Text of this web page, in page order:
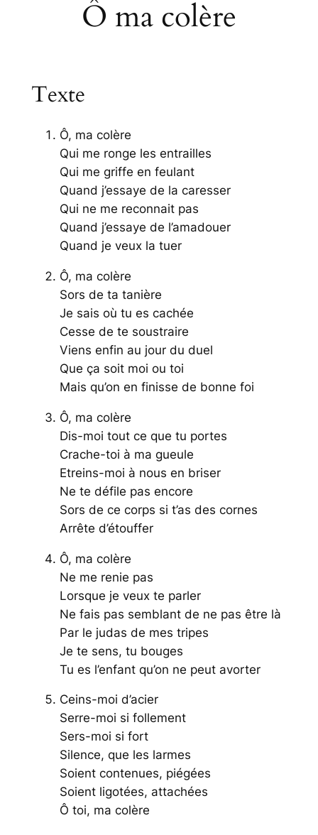
Ô ma colère
Texte
Ô, ma colère
Qui me ronge les entrailles
Qui me griffe en feulant
Quand j’essaye de la caresser
Qui ne me reconnait pas
Quand j’essaye de l’amadouer
Quand je veux la tuer
Ô, ma colère
Sors de ta tanière
Je sais où tu es cachée
Cesse de te soustraire
Viens enfin au jour du duel
Que ça soit moi ou toi
Mais qu’on en finisse de bonne foi
Ô, ma colère
Dis-moi tout ce que tu portes
Crache-toi à ma gueule
Etreins-moi à nous en briser
Ne te défile pas encore
Sors de ce corps si t’as des cornes
Arrête d’étouffer
Ô, ma colère
Ne me renie pas
Lorsque je veux te parler
Ne fais pas semblant de ne pas être là
Par le judas de mes tripes
Je te sens, tu bouges
Tu es l’enfant qu’on ne peut avorter
Ceins-moi d’acier
Serre-moi si follement
Sers-moi si fort
Silence, que les larmes
Soient contenues, piégées
Soient ligotées, attachées
Ô toi, ma colère